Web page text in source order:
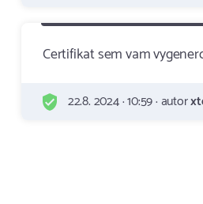
Certifikat sem vam
22.8. 2024 · 10:59 · autor